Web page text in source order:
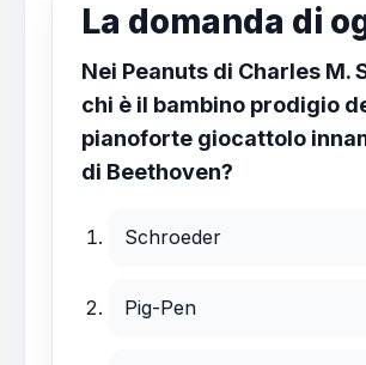
La domanda di
Nei Peanuts di Charles M.
chi è il bambino prodigio
pianoforte giocattolo
di Beethoven?
Schroeder
Pig-Pen